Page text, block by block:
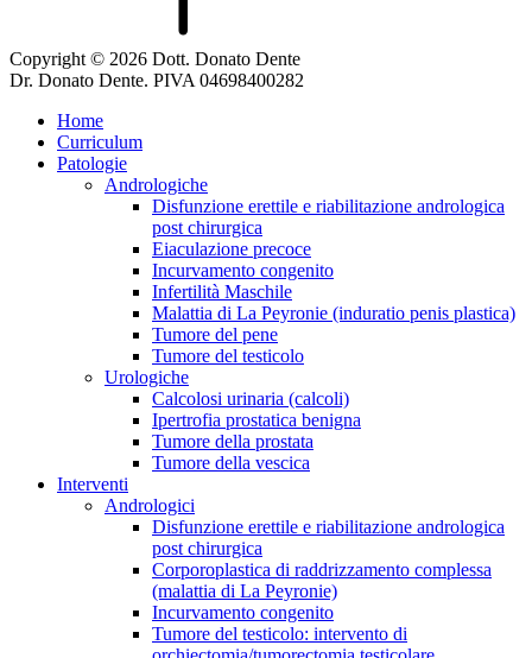
Copyright © 2026 Dott. Donato Dente
Dr. Donato Dente. PIVA 04698400282
Home
Curriculum
Patologie
Andrologiche
Disfunzione erettile e riabilitazione andrologica
post chirurgica
Eiaculazione precoce
Incurvamento congenito
Infertilità Maschile
Malattia di La Peyronie (induratio penis plastica)
Tumore del pene
Tumore del testicolo
Urologiche
Calcolosi urinaria (calcoli)
Ipertrofia prostatica benigna
Tumore della prostata
Tumore della vescica
Interventi
Andrologici
Disfunzione erettile e riabilitazione andrologica
post chirurgica
Corporoplastica di raddrizzamento complessa
(malattia di La Peyronie)
Incurvamento congenito
Tumore del testicolo: intervento di